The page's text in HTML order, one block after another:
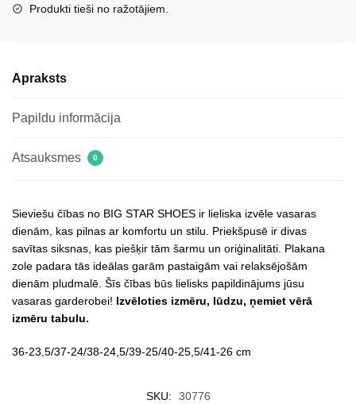
Produkti tieši no ražotājiem.
Apraksts
Papildu informācija
Atsauksmes 0
Sieviešu čības no BIG STAR SHOES ir lieliska izvēle vasaras
dienām, kas pilnas ar komfortu un stilu. Priekšpusē ir divas
savītas siksnas, kas piešķir tām šarmu un oriģinalitāti. Plakana
zole padara tās ideālas garām pastaigām vai relaksējošām
dienām pludmalē. Šīs čības būs lielisks papildinājums jūsu
vasaras garderobei! Izvēloties izmēru, lūdzu, ņemiet vērā
izmēru tabulu.
36-23,5/37-24/38-24,5/39-25/40-25,5/41-26 cm
SKU:
30776